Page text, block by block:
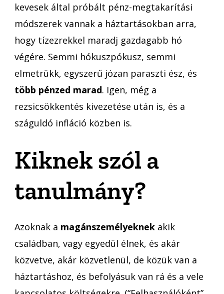
kevesek által próbált pénz-megtakarítási
módszerek vannak a háztartásokban arra,
hogy tízezrekkel maradj gazdagabb hó
végére. Semmi hókuszpókusz, semmi
elmetrükk, egyszerű józan paraszti ész, és
több pénzed marad. Igen, még a
rezsicsökkentés kivezetése után is, és a
száguldó infláció közben is.
Kiknek szól a
tanulmány?
Azoknak a magánszemélyeknek akik
családban, vagy egyedül élnek, és akár
közvetve, akár közvetlenül, de közük van a
háztartáshoz, és befolyásuk van rá és a vele